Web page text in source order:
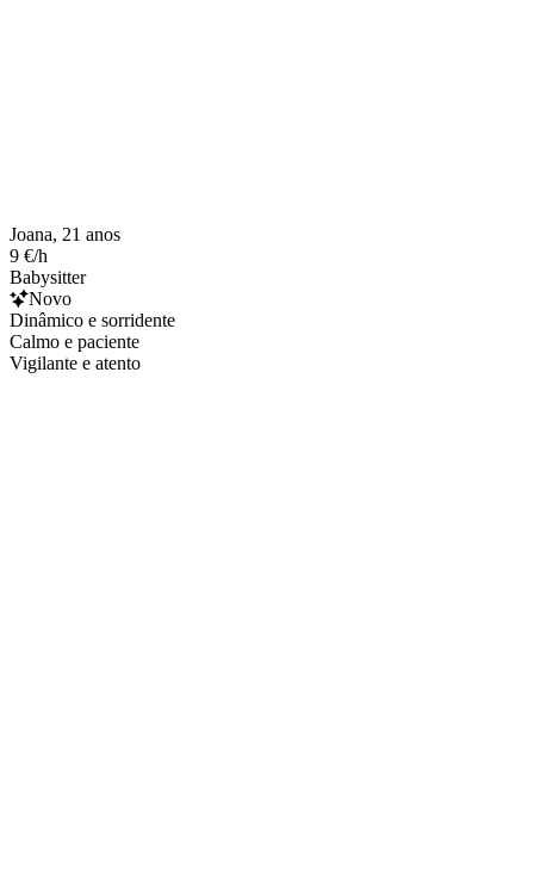
Joana, 21 anos
9 €/h
Babysitter
Novo
Dinâmico e sorridente
Calmo e paciente
Vigilante e atento